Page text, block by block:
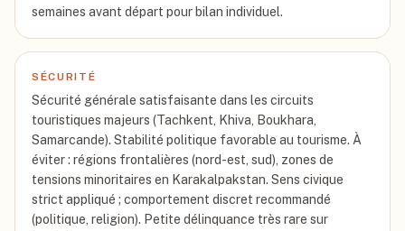
semaines avant départ pour bilan individuel.
SÉCURITÉ
Sécurité générale satisfaisante dans les circuits
touristiques majeurs (Tachkent, Khiva, Boukhara,
Samarcande). Stabilité politique favorable au tourisme. À
éviter : régions frontalières (nord-est, sud), zones de
tensions minoritaires en Karakalpakstan. Sens civique
strict appliqué ; comportement discret recommandé
(politique, religion). Petite délinquance très rare sur